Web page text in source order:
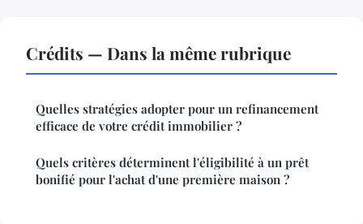
Crédits — Dans la même rubrique
Quelles stratégies adopter pour un refinancement
efficace de votre crédit immobilier ?
Quels critères déterminent l'éligibilité à un prêt
bonifié pour l'achat d'une première maison ?